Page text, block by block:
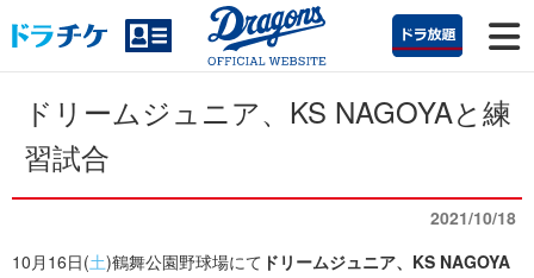
ドリームジュニア、KS NAGOYAと練
習試合
2021/10/18
10月16日(土)鶴舞公園野球場にて ドリームジュニア、KS NAGOYA